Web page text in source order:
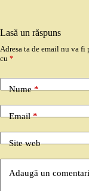
Lasă un răspuns
Adresa ta de email nu va fi
cu *
Nume*
Email*
Site web
Adaugă un